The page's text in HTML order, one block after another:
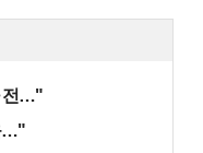
전…"
…"